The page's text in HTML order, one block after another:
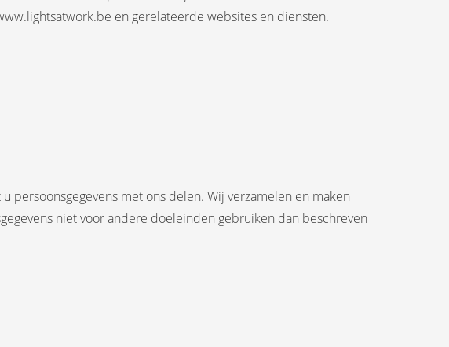
en gerelateerde websites en diensten.
persoonsgegevens met ons delen. Wij verzamelen en maken
niet voor andere doeleinden gebruiken dan beschreven